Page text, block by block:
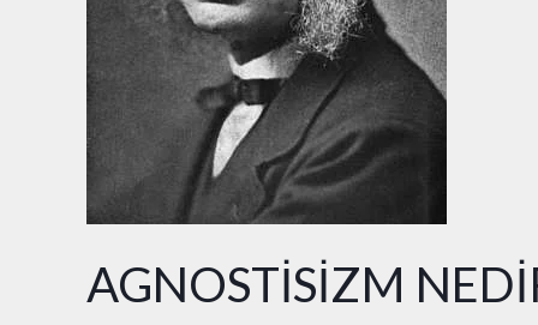
AGNOSTİSİZM